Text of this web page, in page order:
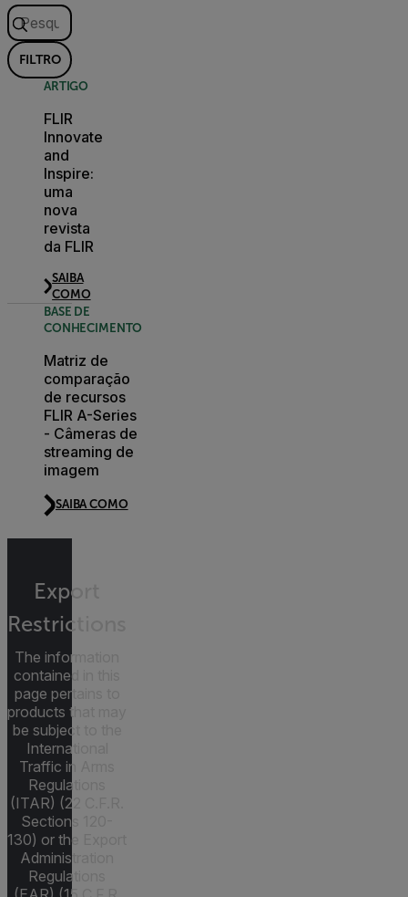
FILTRO
ARTIGO
FLIR
Innovate
and
Inspire:
uma
nova
revista
da FLIR
SAIBA
COMO
BASE DE
CONHECIMENTO
Matriz de
comparação
de recursos
FLIR A-Series
- Câmeras de
streaming de
imagem
SAIBA COMO
Export
Restrictions
The information
contained in this
page pertains to
products that may
be subject to the
International
Traffic in Arms
Regulations
(ITAR) (22 C.F.R.
Sections 120-
130) or the Export
Administration
Regulations